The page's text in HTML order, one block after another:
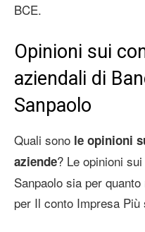
BCE.
Opinioni sui
aziendali di
Sanpaolo
Quali sono le opinioni
aziende? Le opinioni
Sanpaolo sia per
per Il conto Impresa